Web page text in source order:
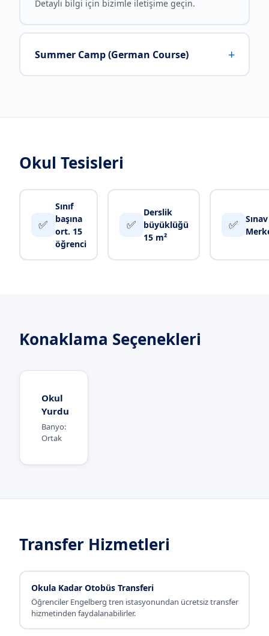
Detaylı bilgi için bizimle iletişime geçin.
Summer Camp (German Course) +
Okul Tesisleri
✅
Sınıf
başına
ort. 15
öğrenci
✅
Derslik
büyüklüğü
15 m²
✅
Sınav
Konaklama Seçenekleri
Okul
Yurdu
Banyo:
Ortak
Transfer Hizmetleri
Okula Kadar Otobüs Transferi
Öğrenciler Engelberg tren istasyonundan ücretsiz transfer
hizmetinden faydalanabilirler.